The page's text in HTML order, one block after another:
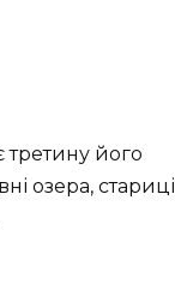
третину його
озера, стариці